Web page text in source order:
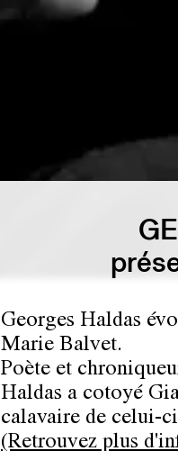
Georges Haldas
Marie Balvet.
Poète et
Haldas a cotoyé
calavaire de celui-
(Retrouvez plus